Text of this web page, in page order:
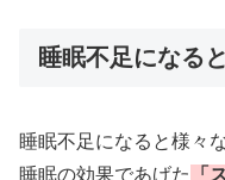
睡眠不足になる
睡眠不足になると様々
睡眠の効果であげた
「